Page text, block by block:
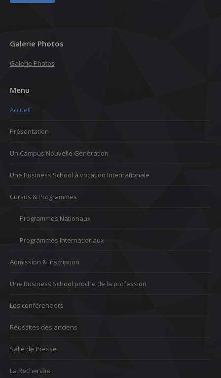
Galerie Photos
Galerie Photos
Menu
Accueil
Présentation
Un Campus Nouvelle Génération
Une Business School à vocation Internationale
Cursus & Programmes
Programmes Nationaux
Programmes Internationaux
Admission & Inscription
Une Business School proche de la profession
Les conférenciers
Réussites des anciens
Salle de Presse
La Recherche